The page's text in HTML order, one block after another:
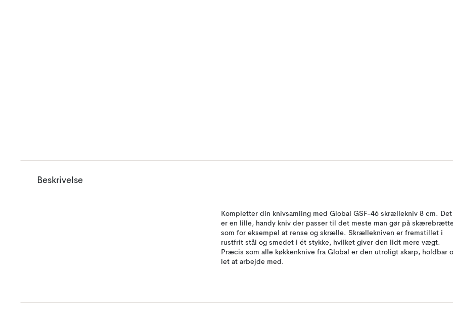
Beskrivelse
Kompletter din knivsamling med Global GSF-46 skrællekniv 8 cm. Det
er en lille, handy kniv der passer til det meste man gør på
som for eksempel at rense og skrælle. Skrællekniven er fremstillet i
rustfrit stål og smedet i ét stykke, hvilket giver den lidt mere vægt.
Præcis som alle køkkenknive fra Global er den utroligt skarp, holdbar
let at arbejde med.